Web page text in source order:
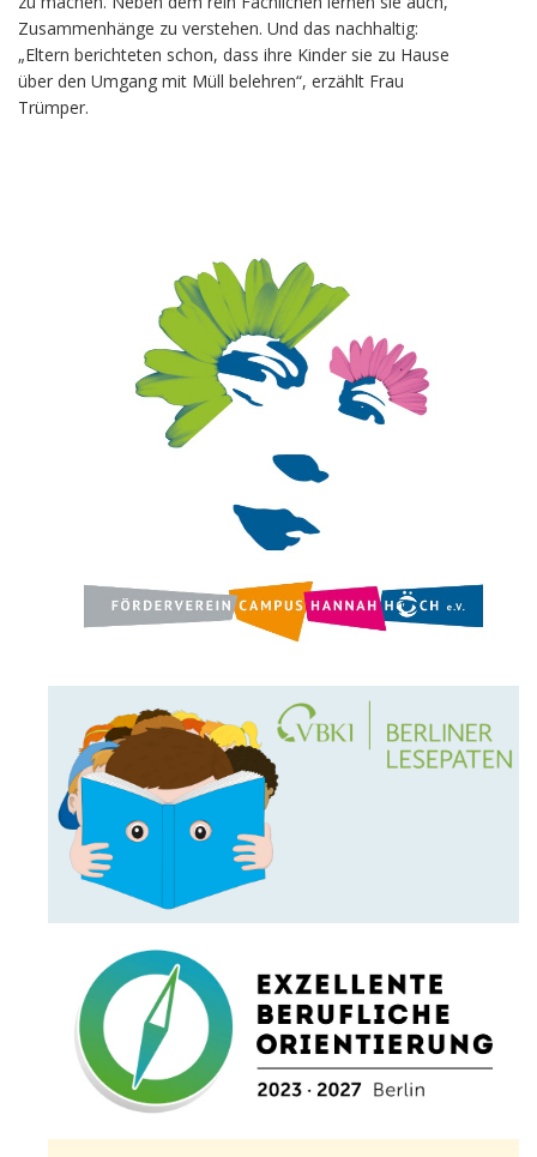
Zusammenhänge zu verstehen. Und das nachhaltig:
„Eltern berichteten schon, dass ihre Kinder sie zu Hause
über den Umgang mit Müll belehren“, erzählt Frau
Trümper.